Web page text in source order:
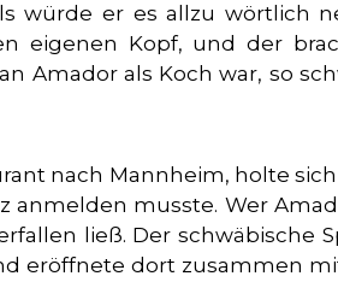
würde er es allzu wörtlich
eigenen Kopf, und der
Amador als Koch war, so
nach Mannheim, holte
anmelden musste. Wer
ließ. Der schwäbische
eröffnete dort zusammen